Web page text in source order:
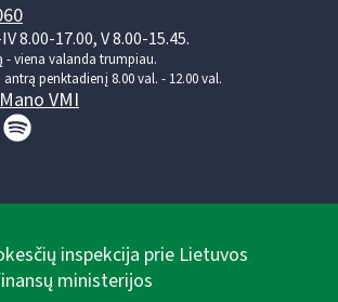
8.00-17.00, V 8.00-15.45.
- viena valanda trumpiau.
penktadienį 8.00 val. - 12.00 val.
Mano VMI
inspekcija prie Lietuvos
ministerijos